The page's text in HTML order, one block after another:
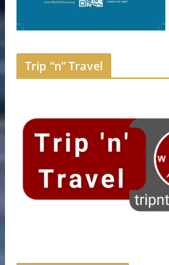
Trip “n” Travel